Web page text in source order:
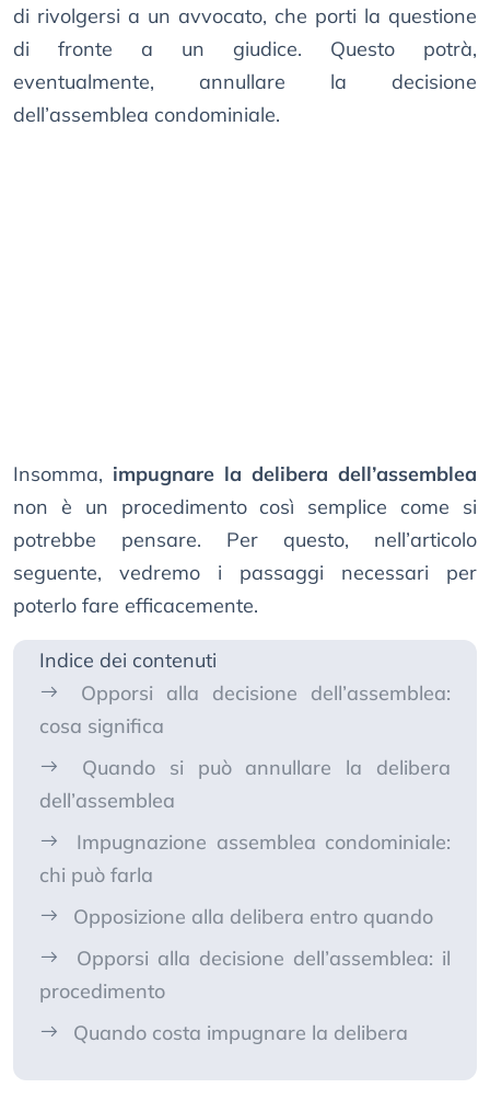
di rivolgersi a un avvocato, che porti la questione
di fronte a un giudice. Questo potrà,
eventualmente, annullare la decisione
dell’assemblea condominiale.
Insomma, impugnare la delibera dell’assemblea
non è un procedimento così semplice come si
potrebbe pensare. Per questo, nell’articolo
seguente, vedremo i passaggi necessari per
poterlo fare efficacemente.
Indice dei contenuti
Opporsi alla decisione dell’assemblea:
cosa significa
Quando si può annullare la delibera
dell’assemblea
Impugnazione assemblea condominiale:
chi può farla
Opposizione alla delibera entro quando
Opporsi alla decisione dell’assemblea: il
procedimento
Quando costa impugnare la delibera